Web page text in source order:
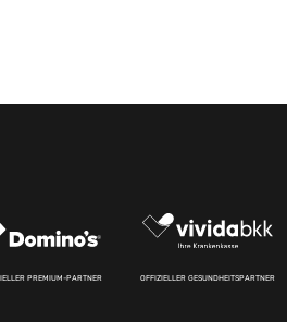
PREMIUM-PARTNER OFFIZIELLER GESUNDHEITSPARTNER